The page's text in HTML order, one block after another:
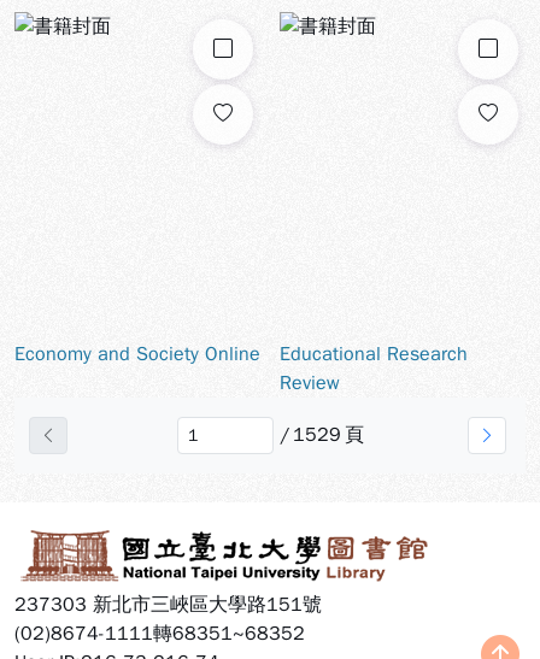
勾選
Economy and Society Online
勾選
Educational Research
Review
/ 1529 頁
237303 新北市三峽區大學路151號
(02)8674-1111轉68351~68352